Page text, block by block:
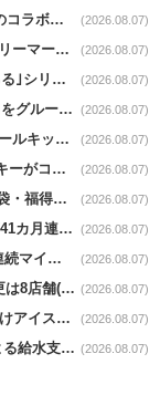
ハンズnews｜創業50周年記念･ムロツヨシ氏とのコラボ企画｢ムロハンズ｣開催 (2026.08.07)
関西フードマーケットnews｜関西スーパーデイリーマート蒲生店8/7改装 (2026.08.07)
ニトリnews｜肌ざわりを追求した新寝具｢Nうるる｣シリーズを発売 (2026.08.07)
U.S.M.Hnews｜ ｢４種だしの国産むね塩唐揚げ｣をグループ610店で共同販促 (2026.08.07)
オイシックスnews｜スノーピークとのコラボミールキット8/13発売 (2026.08.07)
OICグループnews｜グループ酒造会社のウイスキーがコンペティション受賞 (2026.08.07)
PLANTnews｜お盆向けごちそう商品と｢夏の福袋・福得カート｣8/8から開催 (2026.08.07)
リテールパートナーズnews｜7月既存店1.5%増/41カ月連続増 (2026.08.07)
MrMax news｜7月既存店売上高1.6％減､2カ月連続マイナス (2026.08.07)
イオン九州news｜熊本地震による休業､時間変更は8店舗(8/7時点) (2026.08.07)
青山商事news｜6時間冷たさが持続｢ビジネス向けアイスベスト｣発売 (2026.08.07)
ローソンnews｜｢熊本地震｣/店舗への散水車による給水支援を開始 (2026.08.07)